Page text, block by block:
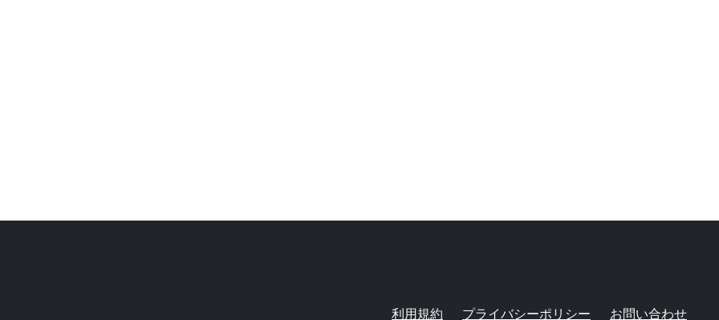
利用規約 プライバシーポリシー お問い合わせ